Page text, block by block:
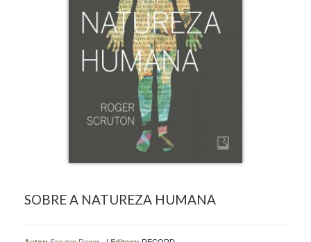
SOBRE A NATUREZA HUMANA